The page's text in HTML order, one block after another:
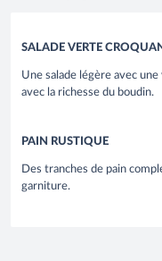
SALADE VERTE
Une salade légère avec
avec la richesse du boudin.
PAIN RUSTIQUE
Des tranches de pain
garniture.